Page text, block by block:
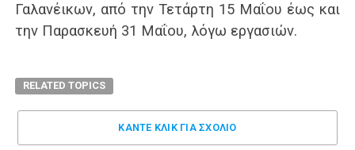
Γαλανέικων, από την Τετάρτη 15 Μαΐου έως και
την Παρασκευή 31 Μαΐου, λόγω εργασιών.
RELATED TOPICS
ΚΑΝΤΕ ΚΛΊΚ ΓΙΑ ΣΧΌΛΙΟ